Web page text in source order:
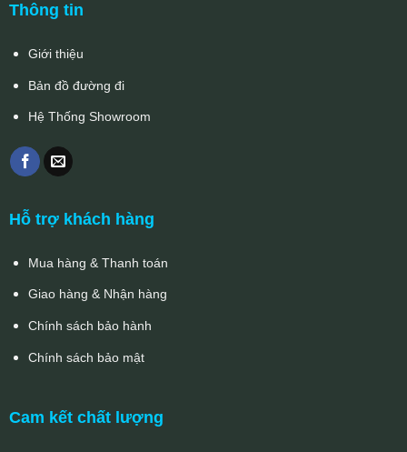
Thông tin
Giới thiệu
Bản đồ đường đi
Hệ Thống Showroom
Hỗ trợ khách hàng
Mua hàng & Thanh toán
Giao hàng & Nhận hàng
Chính sách bảo hành
Chính sách bảo mật
Cam kết chất lượng